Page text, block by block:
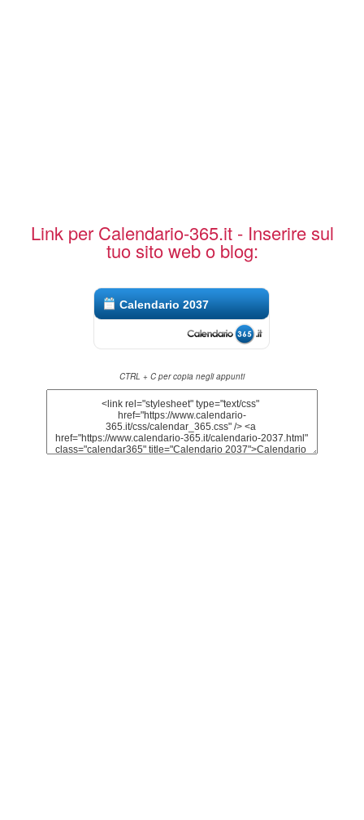
Link per Calendario-365.it - Inserire sul
tuo sito web o blog:
Calendario 2037
CTRL + C per copia negli appunti